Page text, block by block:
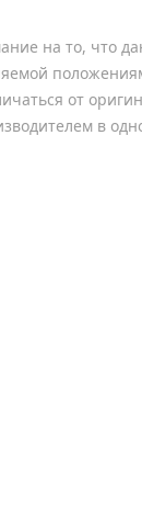
на то, что
от
в